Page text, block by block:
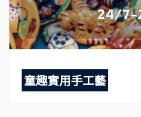
童趣實用手工藝